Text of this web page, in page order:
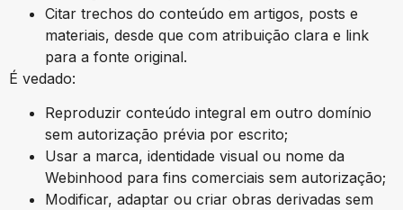
Citar trechos do conteúdo em artigos, posts e
materiais, desde que com atribuição clara e link
para a fonte original.
É vedado:
Reproduzir conteúdo integral em outro domínio
sem autorização prévia por escrito;
Usar a marca, identidade visual ou nome da
Webinhood para fins comerciais sem autorização;
Modificar, adaptar ou criar obras derivadas sem